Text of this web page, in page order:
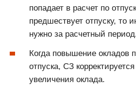
попадает в расчет по
предшествует отпуску, то
нужно за расчетный
Когда повышение окладов
отпуска, СЗ
увеличения оклада.